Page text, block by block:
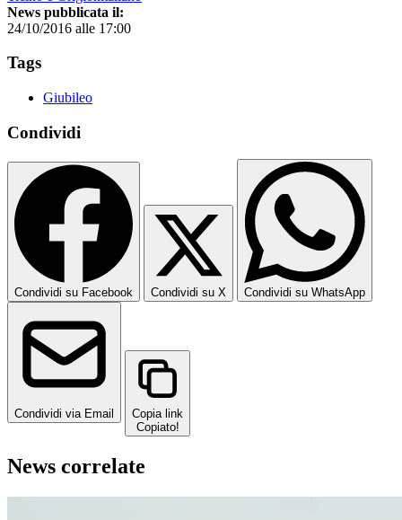
News pubblicata il:
24/10/2016 alle 17:00
Tags
Giubileo
Condividi
Condividi su Facebook Condividi su X Condividi su WhatsApp
Condividi via Email
Copia link
Copiato!
News correlate